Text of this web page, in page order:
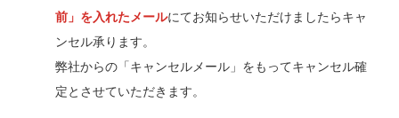
前」を入れたメールにてお知らせいただけましたらキャ
ンセル承ります。
弊社からの「キャンセルメール」をもってキャンセル確
定とさせていただきます。